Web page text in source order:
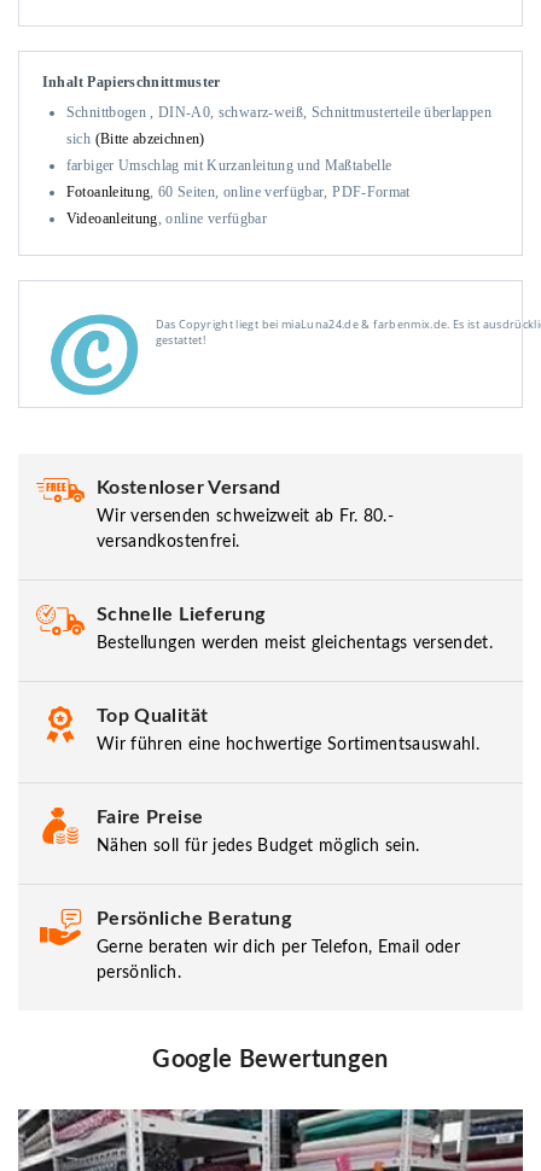
Inhalt Papierschnittmuster
Schnittbogen , DIN-A0, schwarz-weiß, Schnittmusterteile überlappen
sich (Bitte abzeichnen)
farbiger Umschlag mit Kurzanleitung und Maßtabelle
Fotoanleitung, 60 Seiten, online verfügbar, PDF-Format
Videoanleitung, online verfügbar
Das Copyright liegt bei miaLuna24.de & farbenmix.de. Es ist
gestattet!
Kostenloser Versand
Wir versenden schweizweit ab Fr. 80.-
versandkostenfrei.
Schnelle Lieferung
Bestellungen werden meist gleichentags versendet.
Top Qualität
Wir führen eine hochwertige Sortimentsauswahl.
Faire Preise
Nähen soll für jedes Budget möglich sein.
Persönliche Beratung
Gerne beraten wir dich per Telefon, Email oder
persönlich.
Google Bewertungen